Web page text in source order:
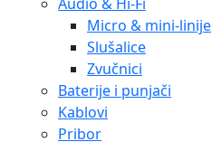
Micro & mini-linije
Slušalice
Zvučnici
Baterije i punjači
Kablovi
Pribor